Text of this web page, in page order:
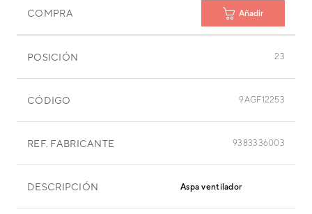
COMPRA Añadir
POSICIÓN 23
CÓDIGO 9AGF12253
REF. FABRICANTE 9383336003
DESCRIPCIÓN Aspa ventilador